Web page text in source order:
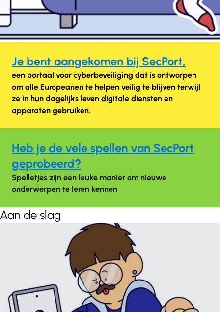
Je bent aangekomen bij SecPort,
een portaal voor cyberbeveiliging dat is ontworpen
om alle Europeanen te helpen veilig te blijven terwijl
ze in hun dagelijks leven digitale diensten en
apparaten gebruiken.
Heb je de vele spellen van SecPort
geprobeerd?
Spelletjes zijn een leuke manier om nieuwe
onderwerpen te leren kennen
Aan de slag